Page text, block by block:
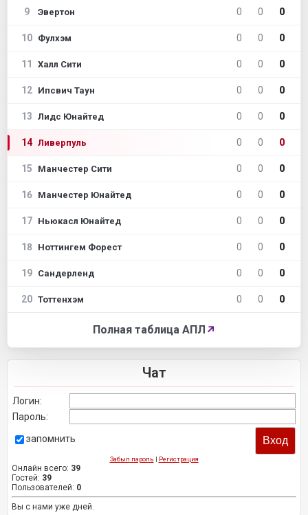
9 Эвертон 0 0 0
10 Фулхэм 0 0 0
11 Халл Сити 0 0 0
12 Ипсвич Таун 0 0 0
13 Лидс Юнайтед 0 0 0
14 Ливерпуль 0 0 0
15 Манчестер Сити 0 0 0
16 Манчестер Юнайтед 0 0 0
17 Ньюкасл Юнайтед 0 0 0
18 Ноттингем Форест 0 0 0
19 Сандерленд 0 0 0
20 Тоттенхэм 0 0 0
Полная таблица АПЛ ↗
Чат
Логин:
Пароль:
запомнить
Забыл пароль | Регистрация
Онлайн всего: 39
Гостей: 39
Пользователей: 0
Вы с нами уже дней.